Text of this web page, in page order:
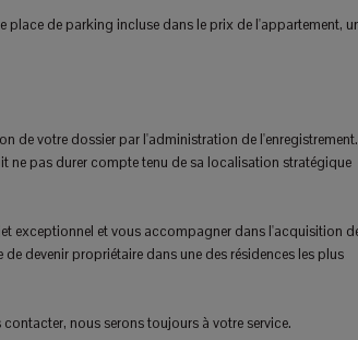
place de parking incluse dans le prix de l'appartement,
de votre dossier par l'administration de l'enregistrement.
ne pas durer compte tenu de sa localisation stratégique
exceptionnel et vous accompagner dans l'acquisition
devenir propriétaire dans une des résidences les plus
nous serons toujours à votre service.